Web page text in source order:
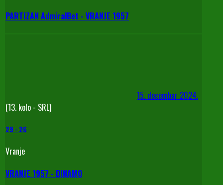
PARTIZAN AdmiralBet - VRANJE 1957
15. decembar 2024.
(13. kolo - SRL)
29 - 26
Vranje
VRANJE 1957 - DINAMO